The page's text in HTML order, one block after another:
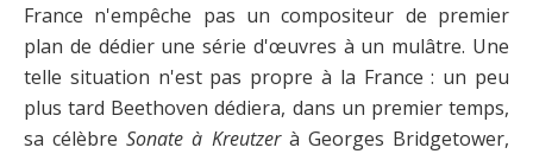
France n'empêche pas un compositeur de premier
plan de dédier une série d'œuvres à un mulâtre. Une
telle situation n'est pas propre à la France : un peu
plus tard Beethoven dédiera, dans un premier temps,
sa célèbreSonate à Kreutzerà Georges Bridgetower,